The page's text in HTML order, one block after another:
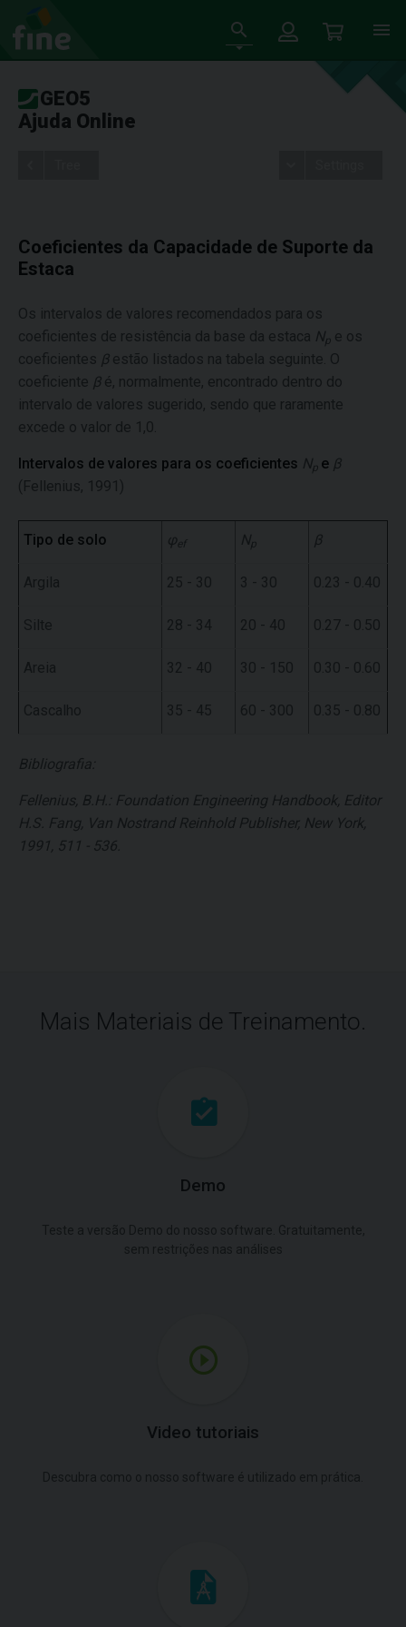
GEO5
Ajuda Online
Coeficientes da Capacidade de Suporte da
Estaca
Os intervalos de valores recomendados para os
coeficientes de resistência da base da estaca Np e os
coeficientes βestão listados na tabela seguinte. O
coeficiente βé, normalmente, encontrado dentro do
intervalo de valores sugerido, sendo que raramente
excede o valor de 1,0.
Intervalos de valores para os coeficientes Np e β
(Fellenius, 1991)
Tipo de solo φef Np β
Argila 25 - 30 3 - 30 0.23 - 0.40
Silte 28 - 34 20 - 40 0.27 - 0.50
Areia 32 - 40 30 - 150 0.30 - 0.60
Cascalho 35 - 45 60 - 300 0.35 - 0.80
Bibliografia:
Fellenius, B.H.: Foundation Engineering Handbook, Editor
H.S. Fang, Van Nostrand Reinhold Publisher, New York,
1991, 511 - 536.
Mais Materiais de Treinamento.
Demo
Video tutoriais